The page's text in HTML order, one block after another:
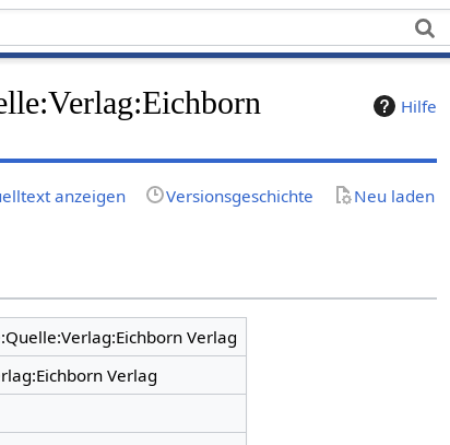
Hilfe
anzeigen Versionsgeschichte Neu laden
Verlag
Verlag